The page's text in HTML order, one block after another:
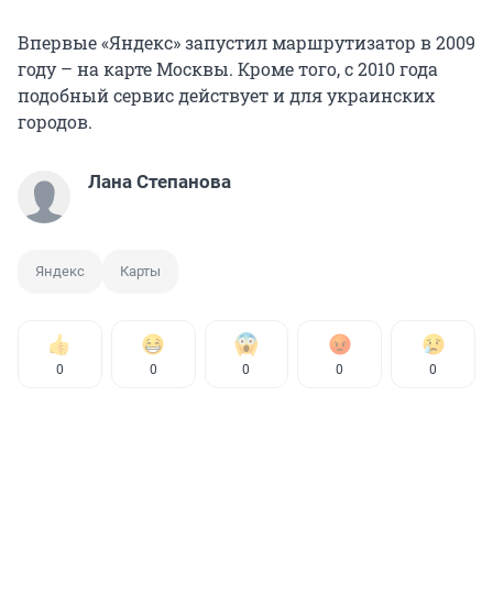
Впервые «Яндекс» запустил маршрутизатор в 2009
году – на карте Москвы. Кроме того, с 2010 года
подобный сервис действует и для украинских
городов.
Лана Степанова
Яндекс Карты
0 0 0 0 0